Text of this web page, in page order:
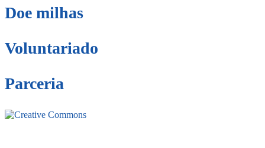
Doe milhas
Voluntariado
Parceria